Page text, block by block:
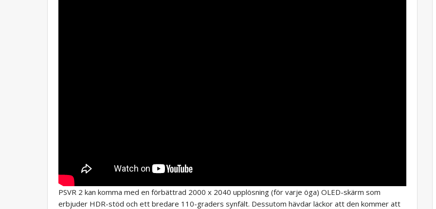
PSVR 2 kan komma med en förbättrad 2000 x 2040 upplösning (för varje öga) OLED-skärm som
erbjuder HDR-stöd och ett bredare 110-graders synfält. Dessutom hävdar läckor att den kommer att